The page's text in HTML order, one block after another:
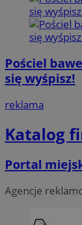
Pościel
się wyśpisz!
reklama
Katalog
Portal
Agencje